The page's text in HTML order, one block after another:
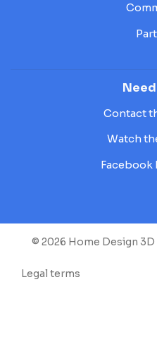
Contact
Watch
© 2026 Home Design
Legal terms